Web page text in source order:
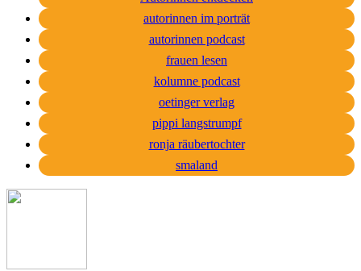
autorinnen im porträt
autorinnen podcast
frauen lesen
kolumne podcast
oetinger verlag
pippi langstrumpf
ronja räubertochter
smaland